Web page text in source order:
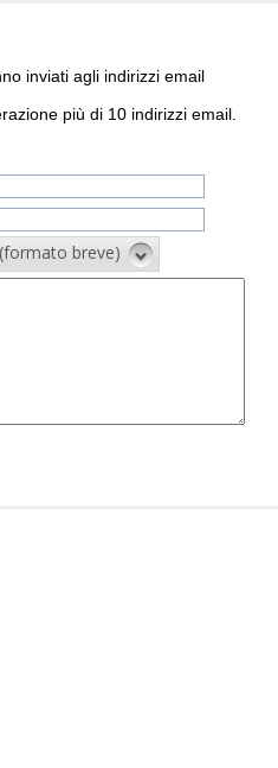
inviati agli indirizzi email
più di 10 indirizzi email.
breve)